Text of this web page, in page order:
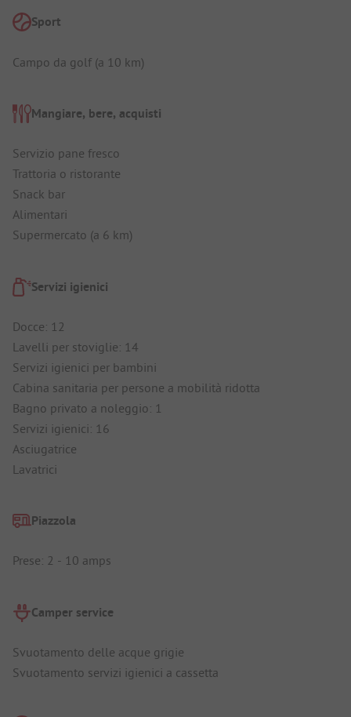
Sport
Campo da golf (a 10 km)
Mangiare, bere, acquisti
Servizio pane fresco
Trattoria o ristorante
Snack bar
Alimentari
Supermercato (a 6 km)
Servizi igienici
Docce: 12
Lavelli per stoviglie: 14
Servizi igienici per bambini
Cabina sanitaria per persone a mobilità ridotta
Bagno privato a noleggio: 1
Servizi igienici: 16
Asciugatrice
Lavatrici
Piazzola
Prese: 2 - 10 amps
Camper service
Svuotamento delle acque grigie
Svuotamento servizi igienici a cassetta